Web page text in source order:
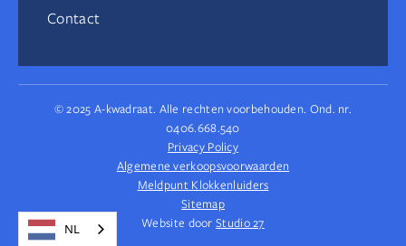
Contact
© 2025 A-kwadraat. Alle rechten voorbehouden. Ond. nr.
0406.668.540
Privacy Policy
Algemene verkoopsvoorwaarden
Meldpunt Klokkenluiders
Sitemap
Website doorStudio 27
NL